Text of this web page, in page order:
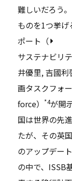
難しいだろう
ものを1つ挙
ポート（
サステナビリ
井優里, 吉國
画タスクフォ
force）
*4が開
国は世界の先
たが、その英
のアップデー
の中で、ISSB